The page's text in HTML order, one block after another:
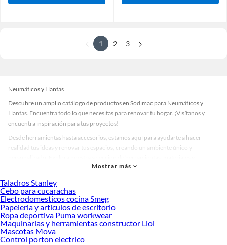
1 2 3
Neumáticos y Llantas
Descubre un amplio catálogo de productos en Sodimac para Neumáticos y
Llantas. Encuentra todo lo que necesitas para renovar tu hogar. ¡Visítanos y
encuentra inspiración para tus proyectos!
Desde herramientas hasta accesorios, estamos aquí para ayudarte a hacer
realidad tus ideas y renovar tus espacios, creando un ambiente único y
accesorios de calidad que te ayudarán a crear un espacio más tú.
Desde remodelaciones hasta proyectos de decoración, estamos aquí para hacer
tus ideas realidad. ¡Visítanos y encuentra todo lo que tenemos para ofrecerte en
Neumáticos y Llantas!
Explora la variedad de productos de Neumáticos y Llantas en Sodimac
Herramientas, materiales y accesorios de calidad para tus proyectos y
renovación de espacios. ¡Visítanos y descubre todo lo que tenemos para
Mostrar más
Taladros Stanley
Cebo para cucarachas
Electrodomesticos cocina Smeg
Papeleria y articulos de escritorio
Ropa deportiva Puma workwear
Maquinarias y herramientas constructor Lioi
Mascotas Mova
Control porton electrico